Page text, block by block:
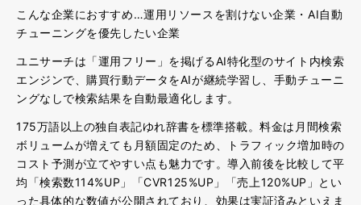
こんな企業におすすめ…運用リソースを割けない企業・AI自動
チューニングを優先したい企業
ユニサーチは「運用フリー」を掲げるAI特化型のサイト内検索
エンジンで、購買行動データをAIが継続学習し、手動チューニ
ングなしで検索結果を自動最適化します。
175万語以上の独自表記ゆれ辞書を標準搭載。料金は月間検索
ボリュームが増えても 月額固定のため、トラフィック増加時の
コスト予測が立てやすい点も魅力です。導入前後を比較して平
均「検索数114%UP」「CVR125%UP」「売上120%UP」とい
った具体的な数値が公開されており、効果は実証済みといえま